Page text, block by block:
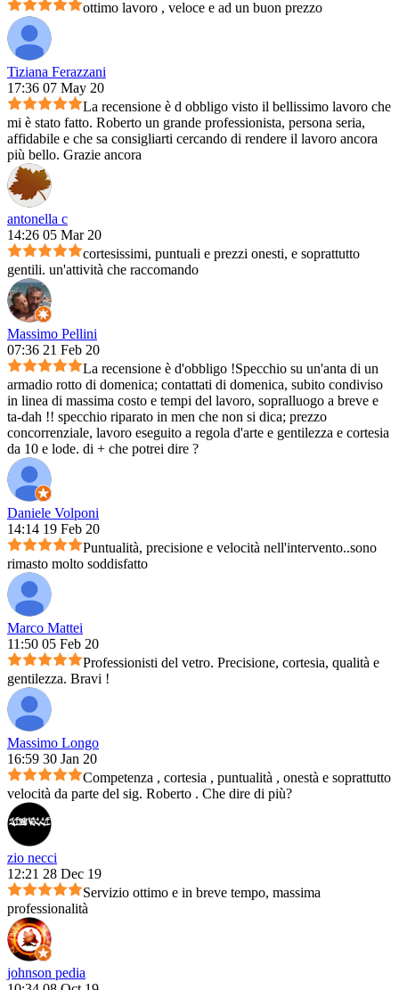
ottimo lavoro , veloce e ad un buon prezzo
Tiziana Ferazzani
17:36 07 May 20
La recensione è d obbligo visto il bellissimo lavoro che
mi è stato fatto. Roberto un grande professionista, persona seria,
affidabile e che sa consigliarti cercando di rendere il lavoro ancora
più bello. Grazie ancora
antonella c
14:26 05 Mar 20
cortesissimi, puntuali e prezzi onesti, e soprattutto
gentili. un'attività che raccomando
Massimo Pellini
07:36 21 Feb 20
La recensione è d'obbligo !Specchio su un'anta di un
armadio rotto di domenica; contattati di domenica, subito condiviso
in linea di massima costo e tempi del lavoro, sopralluogo a breve e
ta-dah !! specchio riparato in men che non si dica; prezzo
concorrenziale, lavoro eseguito a regola d'arte e gentilezza e cortesia
da 10 e lode. di + che potrei dire ?
Daniele Volponi
14:14 19 Feb 20
Puntualità, precisione e velocità nell'intervento..sono
rimasto molto soddisfatto
Marco Mattei
11:50 05 Feb 20
Professionisti del vetro. Precisione, cortesia, qualità e
gentilezza. Bravi !
Massimo Longo
16:59 30 Jan 20
Competenza , cortesia , puntualità , onestà e soprattutto
velocità da parte del sig. Roberto . Che dire di più?
zio necci
12:21 28 Dec 19
Servizio ottimo e in breve tempo, massima
professionalità
johnson pedia